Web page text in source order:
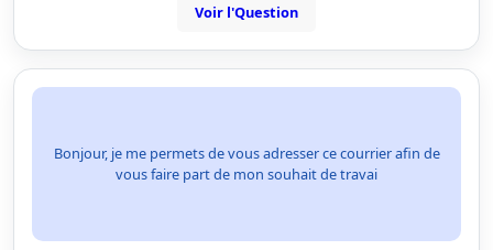
Voir l'Question
Bonjour, je me permets de vous adresser ce courrier afin de
vous faire part de mon souhait de travai